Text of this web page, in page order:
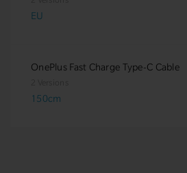
EU
OnePlus Fast Charge Type-C Cable
150cm